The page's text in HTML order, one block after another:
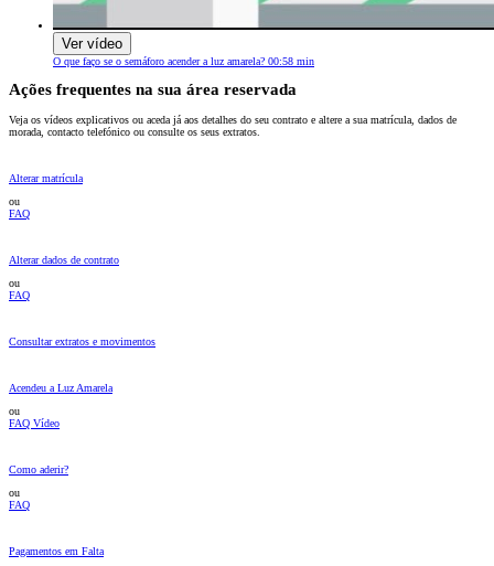
Ver vídeo
O que faço se o semáforo acender a luz amarela? 00:58 min
Ações frequentes na sua área reservada
Veja os vídeos explicativos ou aceda já aos detalhes do seu contrato e altere a sua matrícula, dados de
morada, contacto telefónico ou consulte os seus extratos.
Alterar matrícula
ou
FAQ
Alterar dados de contrato
ou
FAQ
Consultar extratos e movimentos
Acendeu a Luz Amarela
ou
FAQ Vídeo
Como aderir?
ou
FAQ
Pagamentos em Falta